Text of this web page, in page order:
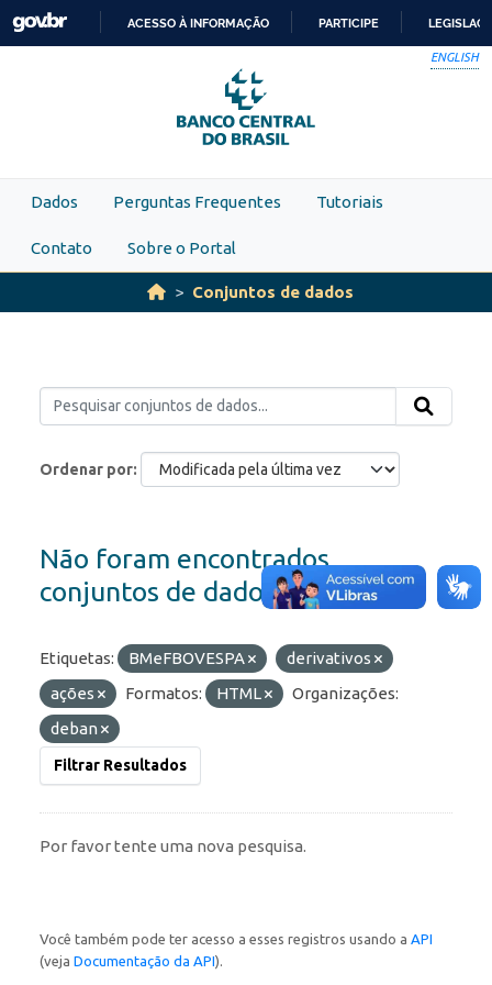
Skip to main content
PARA
O
CONTEÚDO
ACESSO À INFORMAÇÃO PARTICIPE
ENGLISH
Dados Perguntas Frequentes Tutoriais
Contato Sobre o Portal
Conjuntos de dados
Ordenar por
Não foram encontrados
conjuntos de dados
Etiquetas: BMeFBOVESPA
derivativos
ações
Formatos: HTML
Organizações:
deban
Filtrar Resultados
Por favor tente uma nova pesquisa.
Você também pode ter acesso a esses registros usando a API
(veja Documentação da API).